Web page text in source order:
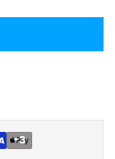
+3